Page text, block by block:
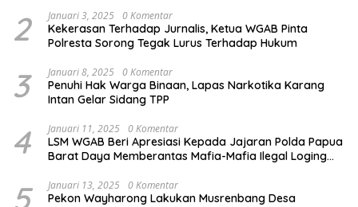
2 Januari 3, 2025 0 Komentar
Kekerasan Terhadap Jurnalis, Ketua WGAB Pinta
Polresta Sorong Tegak Lurus Terhadap Hukum
3 Januari 8, 2025 0 Komentar
Penuhi Hak Warga Binaan, Lapas Narkotika Karang
Intan Gelar Sidang TPP
4 Januari 11, 2025 0 Komentar
LSM WGAB Beri Apresiasi Kepada Jajaran Polda Papua
Barat Daya Memberantas Mafia-Mafia Ilegal Loging
5 Januari 13, 2025 0 Komentar
Pekon Wayharong Lakukan Musrenbang Desa